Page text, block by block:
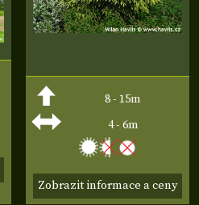
8 - 15m
4 - 6m
Zobrazit informace a ceny